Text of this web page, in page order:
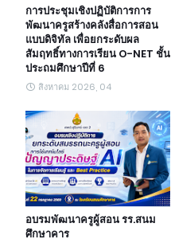
การประชุมเชิงปฏิบัติการการ
พัฒนาครูสร้างคลังสื่อการสอน
แบบดิจิทัล เพื่อยกระดับผล
สัมฤทธิ์ทางการเรียน O-NET ชั้น
ประถมศึกษาปีที่ 6
สิงหาคม 2026, 04
อบรมพัฒนาครูผู้สอน รร.สนม
ศึกษาคาร